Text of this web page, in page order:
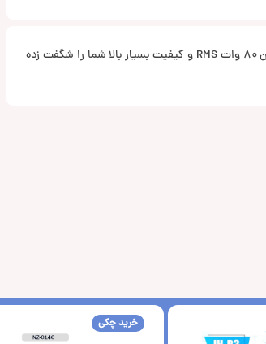
کامپوننت دو راهه و 16 سانتی متری S-S65C که با توان 80 وات RMS و کیفیت بسیار بالا شما را شگفت زده
خرید چکی